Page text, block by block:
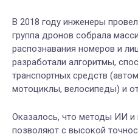
В 2018 году инженеры
группа дронов собрала
распознавания номеров и
разработали алгоритмы,
транспортных средств
мотоциклы, велосипеды) и
Оказалось, что методы ИИ и
позволяют с высокой